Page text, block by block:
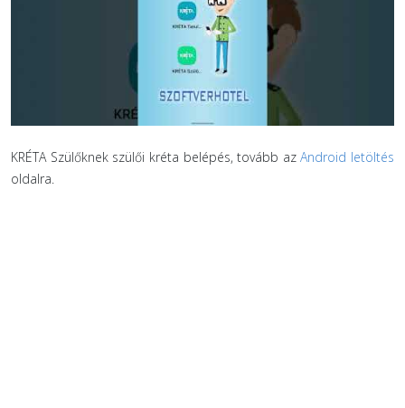
KRÉTA Szülőknek szülői kréta belépés, tovább azAndroid letöltés
oldalra.